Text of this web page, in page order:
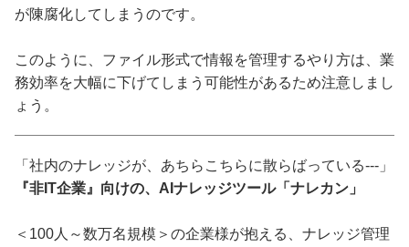
が陳腐化してしまうのです。
このように、ファイル形式で情報を管理するやり方は、業
務効率を大幅に下げてしまう可能性があるため注意しまし
ょう。
「社内のナレッジが、あちらこちらに散らばっている---」
『非IT企業』向けの、AIナレッジツール「ナレカン」
＜100人～数万名規模＞の企業様が抱える、ナレッジ管理